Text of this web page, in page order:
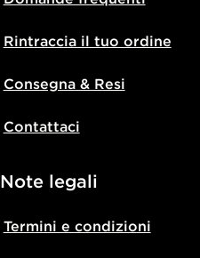
Rintraccia il tuo ordine
Consegna & Resi
Contattaci
Note legali
Termini e condizioni